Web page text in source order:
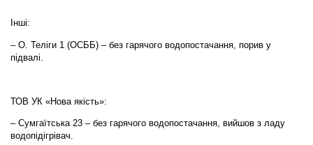
Інші:
– О. Теліги 1 (ОСББ) – без гарячого водопостачання, порив у
підвалі.
ТОВ УК «Нова якість»:
– Сумгаїтська 23 – без гарячого водопостачання, вийшов з ладу
водопідігрівач.